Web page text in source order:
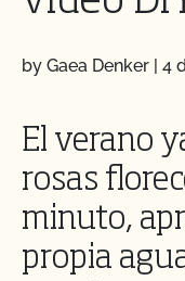
by Gaea Denker | 4
El verano
rosas
minuto,
propia